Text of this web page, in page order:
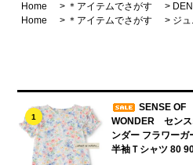
Home
> ＊アイテムでさがす >
Home
> ＊アイテムでさがす > ジ
1
SENSE OF
WONDER センス
ンダー フラワー
半袖Ｔシャツ 80